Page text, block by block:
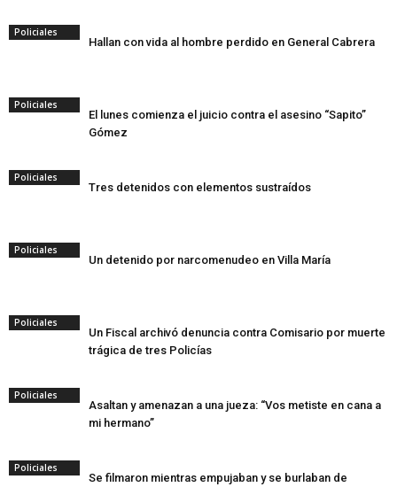
Policiales
Hallan con vida al hombre perdido en General Cabrera
Policiales
El lunes comienza el juicio contra el asesino “Sapito”
Gómez
Policiales
Tres detenidos con elementos sustraídos
Policiales
Un detenido por narcomenudeo en Villa María
Policiales
Un Fiscal archivó denuncia contra Comisario por muerte
trágica de tres Policías
Policiales
Asaltan y amenazan a una jueza: “Vos metiste en cana a
mi hermano”
Policiales
Se filmaron mientras empujaban y se burlaban de